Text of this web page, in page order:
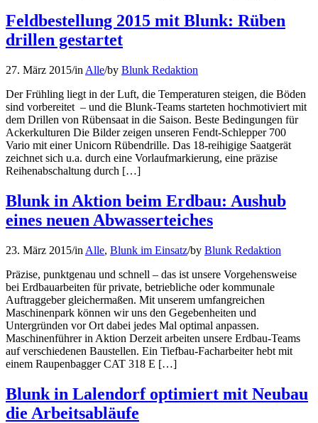
Feldbestellung 2015 mit Blunk: Rüben
drillen gestartet
27. März 2015/in Alle/by Blunk Redaktion
Der Frühling liegt in der Luft, die Temperaturen steigen, die Böden
sind vorbereitet – und die Blunk-Teams starteten hochmotiviert mit
dem Drillen von Rübensaat in die Saison. Beste Bedingungen für
Ackerkulturen Die Bilder zeigen unseren Fendt-Schlepper 700
Vario mit einer Unicorn Rübendrille. Das 18-reihigige Saatgerät
zeichnet sich u.a. durch eine Vorlaufmarkierung, eine präzise
Reihenabschaltung durch […]
Blunk in Aktion beim Erdbau: Aushub
eines neuen Abwasserteiches
23. März 2015/in Alle, Blunk im Einsatz/by Blunk Redaktion
Präzise, punktgenau und schnell – das ist unsere Vorgehensweise
bei Erdbauarbeiten für private, betriebliche oder kommunale
Auftraggeber gleichermaßen. Mit unserem umfangreichen
Maschinenpark können wir uns den Gegebenheiten und
Untergründen vor Ort dabei jedes Mal optimal anpassen.
Maschinenführer in Aktion Derzeit arbeiten unsere Erdbau-Teams
auf verschiedenen Baustellen. Ein Tiefbau-Facharbeiter hebt mit
einem Raupenbagger CAT 318 E […]
Blunk in Lalendorf optimiert mit Neubau
die Arbeitsabläufe